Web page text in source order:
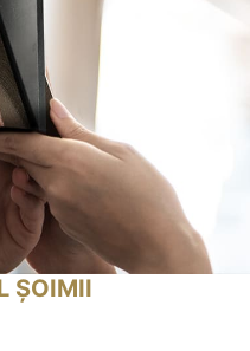
ȘOIMII